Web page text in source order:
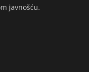
javnošću.